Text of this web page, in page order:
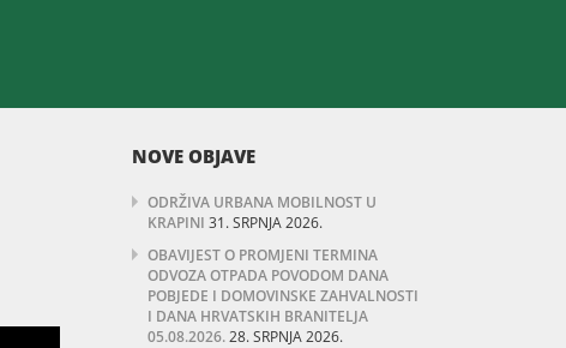
NOVE OBJAVE
ODRŽIVA URBANA MOBILNOST U
KRAPINI 31. SRPNJA 2026.
OBAVIJEST O PROMJENI TERMINA
ODVOZA OTPADA POVODOM DANA
POBJEDE I DOMOVINSKE ZAHVALNOSTI
I DANA HRVATSKIH BRANITELJA
05.08.2026.28. SRPNJA 2026.